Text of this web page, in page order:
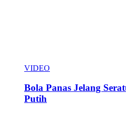
VIDEO
Bola Panas Jelang
Putih